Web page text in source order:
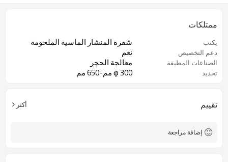
ممتلكات
يكتب شفرة المنشار الماسية الملحومة
دعم التخصيص نعم
الصناعات المطبقة معالجة الحجر
تحديد φ 300 مم-650 مم
تقييم أكثر
إضافة مراجعة